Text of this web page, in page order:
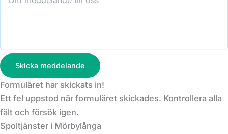
Skicka meddelande
Formuläret har skickats in!
Ett fel uppstod när formuläret skickades. Kontrollera alla
fält och försök igen.
Spoltjänster i Mörbylånga